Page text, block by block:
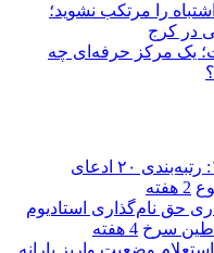
قبل از اصلاح طرح لبخند، این 7 اشتباه را مرتکب نشوید؛
در کرج
یک مرکز حرفه‌ای چه
واقعیت‌سنجی شایعات آیفون ۱۸: رتبه‌بندی ۲۰ ادعای
2 هفته
حق نام‌گذاری استادیوم
سرخ 4 هفته